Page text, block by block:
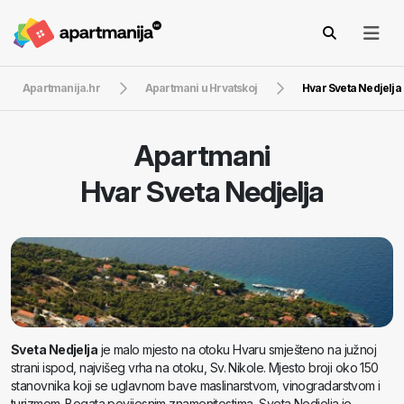
Apartmanija.hr Apartmani u Hrvatskoj Hvar Sveta Nedjelja
Apartmani
Hvar Sveta Nedjelja
Sveta Nedjelja je malo mjesto na otoku Hvaru smješteno na južnoj
strani ispod, najvišeg vrha na otoku, Sv. Nikole. Mjesto broji oko 150
stanovnika koji se uglavnom bave maslinarstvom, vinogradarstvom i